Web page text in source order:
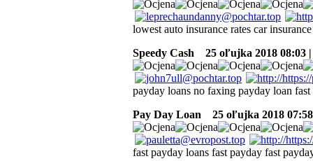
lowest auto insurance rates car
Speedy Cash
25 oľujka 2018 08:03
payday loans no faxing payday loan
Pay Day Loan
25 oľujka 2018
fast payday loans fast payday fast